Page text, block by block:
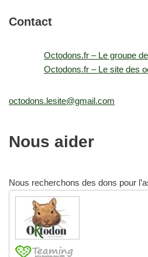
Contact
Octodons.fr – Le groupe
Octodons.fr – Le site des
octodons.lesite@gmail.com
Nous aider
Nous recherchons des dons pour